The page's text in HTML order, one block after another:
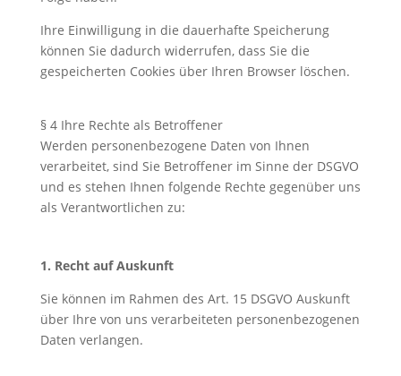
Ihre Einwilligung in die dauerhafte Speicherung
können Sie dadurch widerrufen, dass Sie die
gespeicherten Cookies über Ihren Browser löschen.
§ 4 Ihre Rechte als Betroffener
Werden personenbezogene Daten von Ihnen
verarbeitet, sind Sie Betroffener im Sinne der DSGVO
und es stehen Ihnen folgende Rechte gegenüber uns
als Verantwortlichen zu:
1. Recht auf Auskunft
Sie können im Rahmen des Art. 15 DSGVO Auskunft
über Ihre von uns verarbeiteten personenbezogenen
Daten verlangen.